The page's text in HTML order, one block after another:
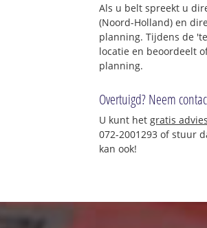
Als u belt spreekt u
(Noord-Holland) en
planning. Tijdens de
locatie en beoordeelt
planning.
Overtuigd? Neem
U kunt hetgratis
072-2001293 of stuur
kan ook!